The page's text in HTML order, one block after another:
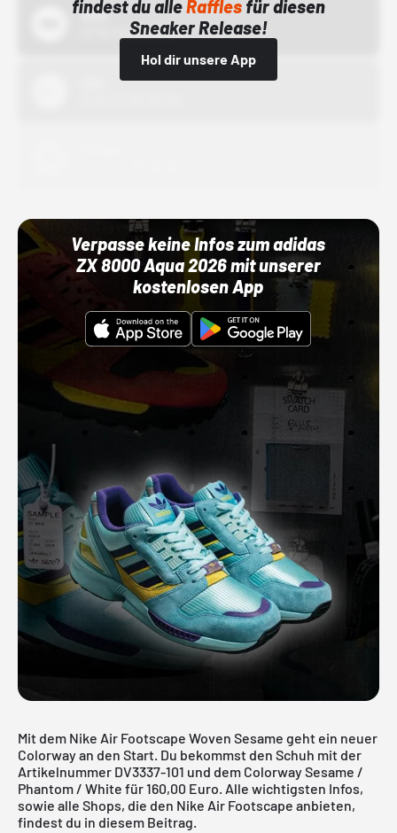
findest du alleRafflesfür diesen
Sneaker Release!
Hol dir unsere App
Bstn
01.10.22 00:00 Uhr
Verpasse keine Infos zum adidas
ZX 8000 Aqua 2026 mit unserer
kostenlosen App
Mit dem Nike Air Footscape Woven Sesame geht ein neuer
Colorway an den Start. Du bekommst den Schuh mit der
Artikelnummer DV3337-101 und dem Colorway Sesame /
Phantom / White für 160,00 Euro. Alle wichtigsten Infos,
sowie alle Shops, die den Nike Air Footscape anbieten,
findest du in diesem Beitrag.